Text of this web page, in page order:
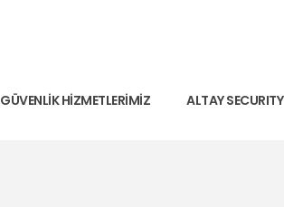
GÜVENLIK HIZMETLERIMIZ ALTAY SECURITY